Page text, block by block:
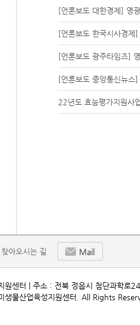
[언론보도 대한경제] 영
[언론보도 한국시사경제
[언론보도 광주타임즈]
[언론보도 중앙통신뉴스
22년도 효능평가지원사
찾아오시는 길 Mail
원센터 | 주소 : 전북 정읍시 첨단과
물산업육성지원센터. All Rights